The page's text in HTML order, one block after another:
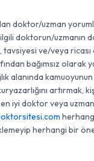
doktor/uzman
doktorun/uzmanın
ve/veya ricası
bağımsız olarak
alanında
artırmak,
iyi doktor veya
herhangi bir